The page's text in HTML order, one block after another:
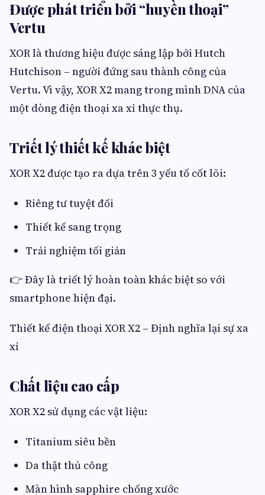
Được phát triển bởi “huyền thoại”
Vertu
XOR là thương hiệu được sáng lập bởi Hutch
Hutchison – người đứng sau thành công của
Vertu. Vì vậy, XOR X2 mang trong mình DNA của
một dòng điện thoại xa xỉ thực thụ.
Triết lý thiết kế khác biệt
XOR X2 được tạo ra dựa trên 3 yếu tố cốt lõi:
Riêng tư tuyệt đối
Thiết kế sang trọng
Trải nghiệm tối giản
👉 Đây là triết lý hoàn toàn khác biệt so với
smartphone hiện đại.
Thiết kế điện thoại XOR X2 – Định nghĩa lại sự xa
xỉ
Chất liệu cao cấp
XOR X2 sử dụng các vật liệu:
Titanium siêu bền
Da thật thủ công
Màn hình sapphire chống xước